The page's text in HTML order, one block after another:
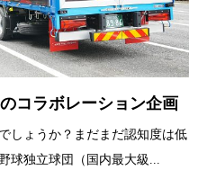
コラボレーション企画
しょうか？まだまだ認知度は低
球独立球団（国内最大級...